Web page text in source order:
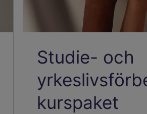
Studie- och
kurspaket